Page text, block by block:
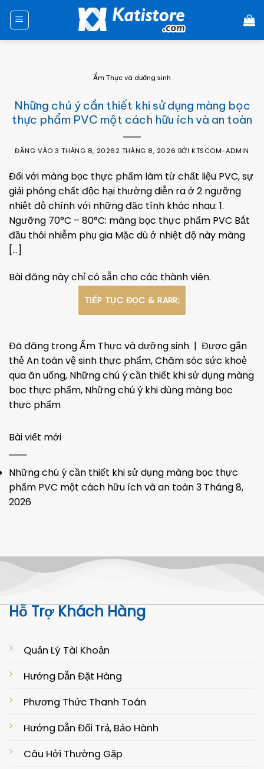
đến
Ẩm Thực và dưỡng sinh
Những chú ý cần thiết khi sử dụng màng bọc
thực phẩm PVC một cách hữu ích và an toàn
ĐĂNG VÀO3 THÁNG 8, 20262 THÁNG 8, 2026 BỞI KTSCOM-ADMIN
Đối với màng bọc thực phẩm làm từ chất liệu PVC, sự
giải phóng chất độc hại thường diễn ra ở 2 ngưỡng
nhiệt độ chính với những đặc tính khác nhau: 1.
Ngưỡng 70°C – 80°C: màng bọc thực phẩm PVC Bắt
đầu thôi nhiễm phụ gia Mặc dù ở nhiệt độ này màng
[…]
Bài đăng này chỉ có sẵn cho các thành viên.
TIẾP TỤC ĐỌC& RARR;
Đã đăng trongẨm Thực và dưỡng sinh | Được gắn
thẻAn toàn vệ sinh thực phẩm,Chăm sóc sức khoẻ
qua ăn uống, Những chú ý cần thiết khi sử dụng màng
bọc thực phẩm, Những chú ý khi dùng màng bọc
thực phẩm
Bài viết mới
Những chú ý cần thiết khi sử dụng màng bọc thực
phẩm PVC một cách hữu ích và an toàn3 Tháng 8,
2026
Hỗ Trợ Khách Hàng
Quản Lý Tài Khoản
Hướng Dẫn Đặt Hàng
Phương Thức Thanh Toán
Hướng Dẫn Đổi Trả, Bảo Hành
Câu Hởi Thường Gặp